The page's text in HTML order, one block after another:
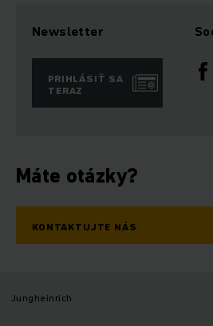
Newsletter
PRIHLÁSIŤ SA
TERAZ
Máte otázky?
KONTAKTUJTE NÁS
Jungheinrich